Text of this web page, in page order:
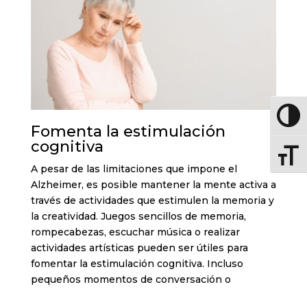
Fomenta la estimulación
cognitiva
A pesar de las limitaciones que impone el
Alzheimer, es posible mantener la mente activa a
través de actividades que estimulen la memoria y
la creatividad. Juegos sencillos de memoria,
rompecabezas, escuchar música o realizar
actividades artísticas pueden ser útiles para
fomentar la estimulación cognitiva. Incluso
pequeños momentos de conversación o